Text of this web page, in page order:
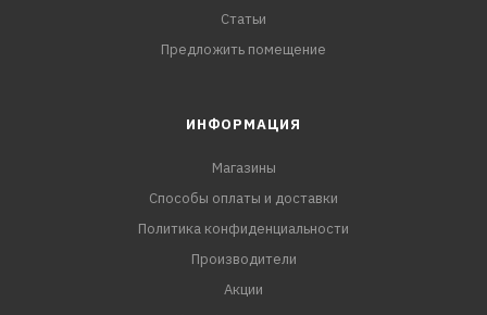
Статьи
Предложить помещение
ИНФОРМАЦИЯ
Магазины
Способы оплаты и доставки
Политика конфиденциальности
Производители
Акции